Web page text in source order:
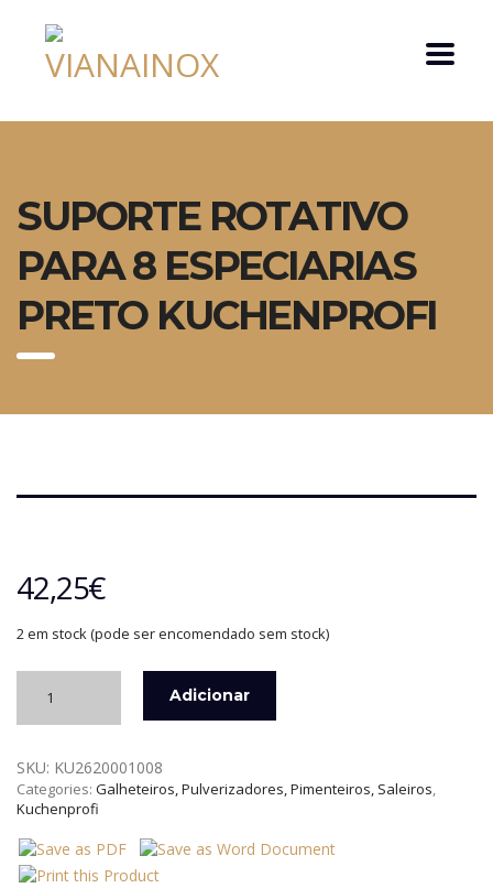
SUPORTE ROTATIVO
PARA 8 ESPECIARIAS
PRETO KUCHENPROFI
42,25€
2 em stock (pode ser encomendado sem stock)
SUPORTE
PARA
8
ESPECIARIAS
PRETO
KUCHENPROFI
Adicionar
SKU: KU2620001008
Categories: Galheteiros, Pulverizadores, Pimenteiros, Saleiros,
Kuchenprofi